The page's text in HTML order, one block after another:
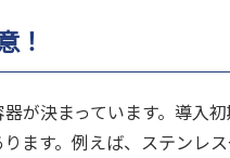
！
が決まっています。導入
ます。例えば、ステンレ